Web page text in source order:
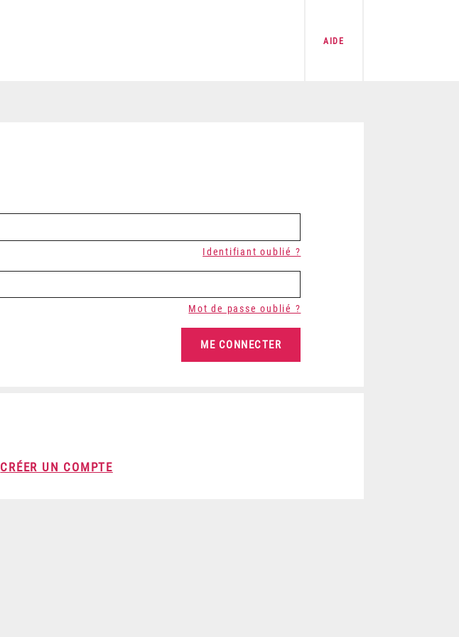
AIDE
Identifiant oublié ?
Mot de passe oublié ?
CRÉER UN COMPTE